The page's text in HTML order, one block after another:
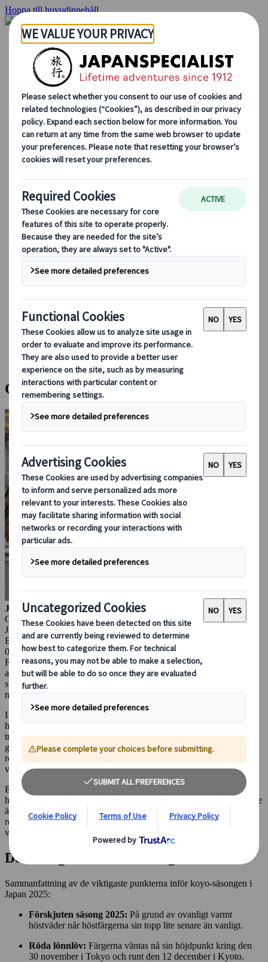
Hoppa till huvudinnehåll
Hemsidan
Resor
Individuellt resande
Gruppresor
Semester med självkörning
Utflykter
Skräddarsydda gruppresor
Japan Rail Pass
Hur vi arbetar
Om oss
Vårt team
Bli en del av vårt team
Säsongsbaserade resetips
Höjdpunkter på resmålet
Kulturella insikter
Kulinariska äventyr
Utforska Japan med tåg
Vanliga frågor och svar
Viktig information
Etikett i Japan
Körning i Japan
Boka med oss
Japan Rail Pass
Boende
Reserådgivning online
Japanspecialist
Blog
Säsongsbaserade resetips
Officiell höstlövsprognos för Japan 2025
Officiell höstlövsprognos för Japan 2025
Julianna Molnar
Content Marketing Manager
Japanspecialist
Budapest, Ungern
06 okt 2025
För dig som planerar en höstresa till Japan 2025 väntar något
alldeles särskilt. Den officiella prognosen för höstlöven har nyligen
släppts och årets färgskådespel förväntas bli både storslaget och
minnesvärt.
I Japan kallas höstlövens färgprakt för
har en särskild plats i både naturupplevelsen och den kulturella
traditionen. Varje år omvandlas landskapet till ett hav av röda,
gyllene och bärnstensfärgade toner – en syn som lockar miljontals
resenärer. Det är en upplevelse som aldrig gör en besviken och som
varje höstälskare bör få uppleva minst en gång.
Enligt
högsta prakt något
, då hösten väntas bli varmare
än genomsnittet. Här nedan presenterar vi datum för toppsäsongen,
rekommenderade platser för att uppleva
koyopå bästa sätt, samt
värdefulla råd för en lyckad resa till det höstklädda Japan.
Det viktigaste att ta med sig
Sammanfattning av de viktigaste punkterna inför koyo-säsongen i
Japan 2025:
Förskjuten säsong 2025: På grund av ovanligt varmt
höstväder når höstfärgerna sin topp lite senare än vanligt.
Röda lönnlöv: Färgerna väntas nå sin höjdpunkt kring den
30 november i Tokyo och runt den 12 december i Kyoto.